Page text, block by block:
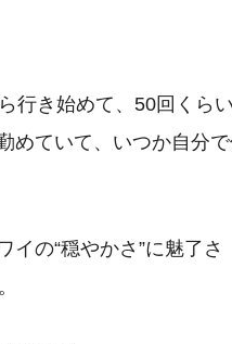
行き始めて、50回くら
めていて、いつか自分
イの“穏やかさ”に魅了さ